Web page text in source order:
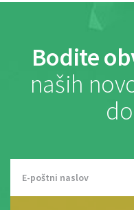
Bodite
naših